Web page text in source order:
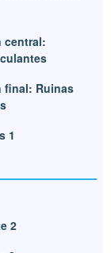
central:
final: Ruinas
1
2